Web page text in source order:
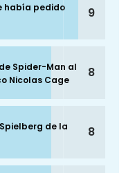
había pedido
9
Spider-Man al
Nicolas Cage
8
de la
8